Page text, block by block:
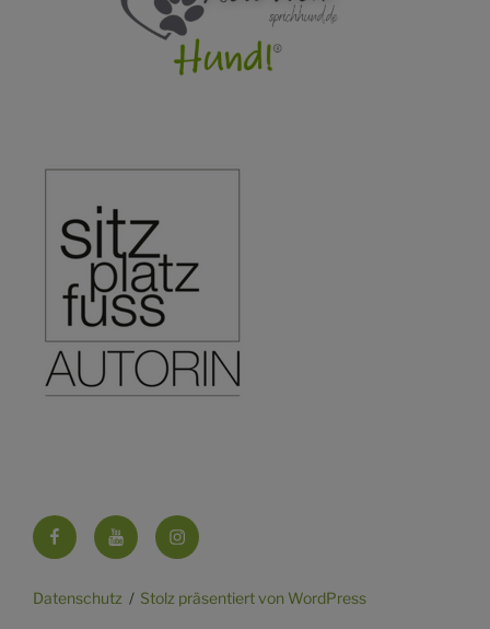
FacebookYouTubeInstagram
Datenschutz Stolz präsentiert von WordPress